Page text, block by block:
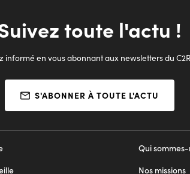
toute l'actu !
informé en vous abonnant aux newsletters du
S'ABONNER À TOUTE L'ACTU
Qui
Nos missions